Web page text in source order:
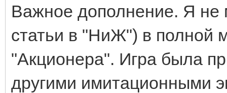
Важное дополнение. Я не
статьи в "НиЖ") в полной
"Акционера". Игра была
другими имитационными